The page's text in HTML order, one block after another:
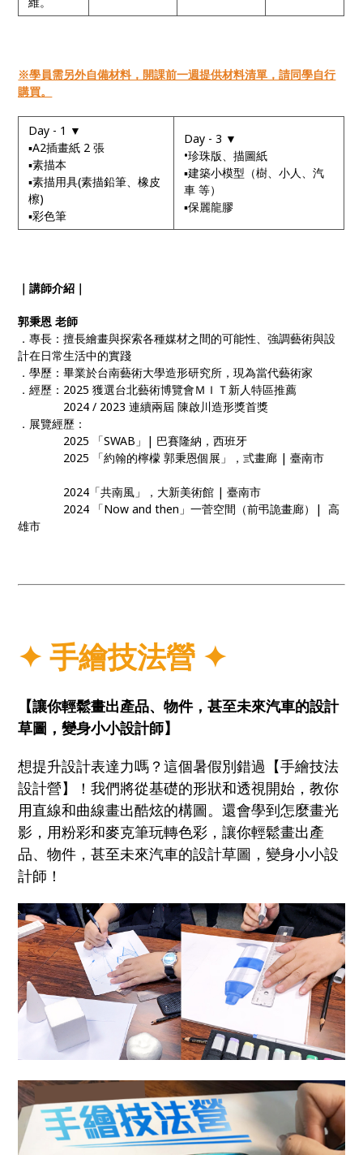
※學員需另外自備材料，開課前一週提供材料清單，請同學自行
購買。
Day - 1 ▼
▪A2插畫紙 2 張
▪素描本
▪素描用具(素描鉛筆、橡皮
檫)
▪彩色筆
Day - 3 ▼
•珍珠版、描圖紙
▪建築小模型（樹、小人、汽
車 等）
▪保麗龍膠
｜講師介紹｜
郭秉恩 老師
．專長：擅長繪畫與探索各種媒材之間的可能性、強調藝術與設
計在日常生活中的實踐
．學歷：畢業於台南藝術大學造形研究所，現為當代藝術家
．經歷：2025 獲選台北藝術博覽會ＭＩＴ新人特區推薦
2024 / 2023 連續兩屆 陳啟川造形獎首獎
．展覽經歷：
2025 「SWAB」| 巴賽隆納，西班牙
2025 「約翰的檸檬 郭秉恩個展」，弎畫廊 | 臺南市
2024「共南風」，大新美術館 | 臺南市
2024 「Now and then」一菅空間（前弔詭畫廊）| 高
雄市
✦ 手繪技法營 ✦
【讓你輕鬆畫出產品、物件，甚至未來汽車的設計
草圖，變身小小設計師】
想提升設計表達力嗎？這個暑假別錯過【手繪技法
設計營】！我們將從基礎的形狀和透視開始，教你
用直線和曲線畫出酷炫的構圖。還會學到怎麼畫光
影，用粉彩和麥克筆玩轉色彩，讓你輕鬆畫出產
品、物件，甚至未來汽車的設計草圖，變身小小設
計師！